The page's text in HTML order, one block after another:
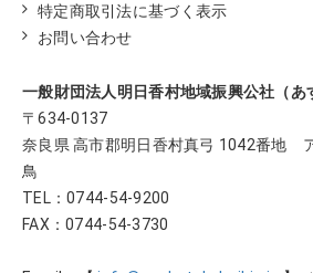
特定商取引法に基づく表示
お問い合わせ
一般財団法人明日香村地域振興公社（あ
〒634-0137
奈良県 高市郡明日香村真弓 1042番地
鳥
TEL：0744-54-9200
FAX：0744-54-3730